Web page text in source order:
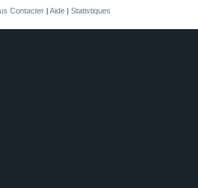
Contacter | Aide | Statistiques